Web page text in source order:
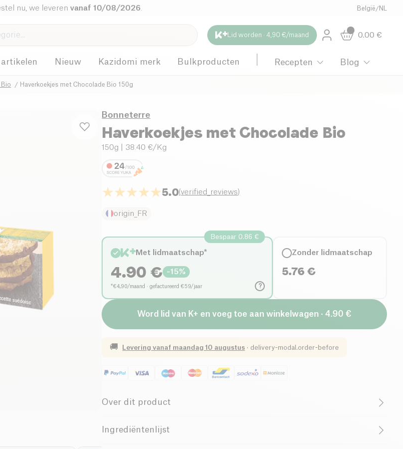
nu, we leveren vanaf 10/08/2026 België /NL
Lid worden · 4,90 €/maand 0.00 €
Nieuw Kazidomi merk Bulkproducten Recepten Blog
Bio Haverkoekjes met Chocolade Bio 150g
Bonneterre
Haverkoekjes met Chocolade Bio
150g | 38.40 €/Kg
5.0(verified_reviews)
origin_FR
?
Bespaar 0.86 €
Met lidmaatschap*
4.90 € -15%
*€4,90/maand · gefactureerd €59/jaar
Zonder lidmaatschap
5.76 €
Word lid van K+ en voeg toe aan winkelwagen · 4.90 €
🚚 Levering vanaf maandag 10 augustus · delivery-modal.order-before
Over dit product
Biologisch
Ingrediëntenlijst